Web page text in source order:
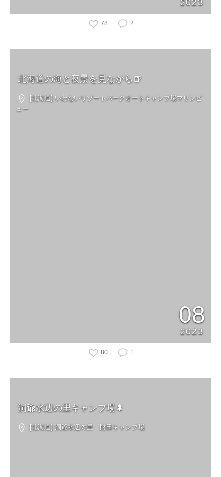
2023
78 2
北海道の海と夜景を見ながら🍺
[北海道] いわないリゾートパークオートキャンプ場マリンビ
ュー
08
2023
80 1
洞爺水辺の里キャンプ場🌲
[北海道] 洞爺水辺の里 財田キャンプ場